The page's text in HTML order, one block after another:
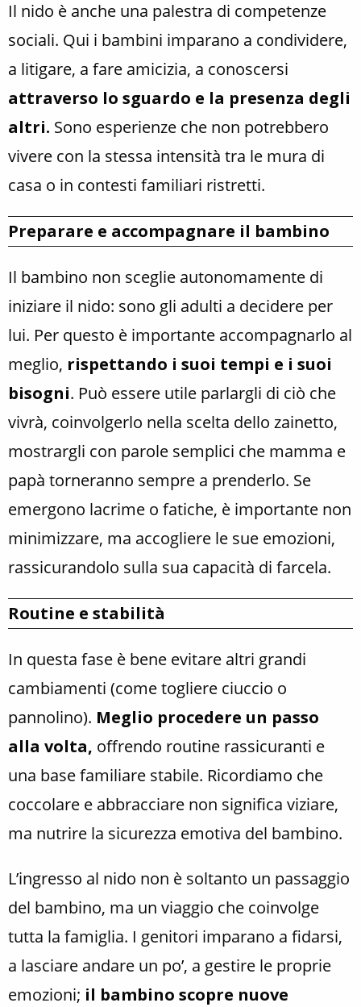
Il nido è anche una palestra di competenze
sociali. Qui i bambini imparano a condividere,
a litigare, a fare amicizia, a conoscersi
attraverso lo sguardo e la presenza degli
altri. Sono esperienze che non potrebbero
vivere con la stessa intensità tra le mura di
casa o in contesti familiari ristretti.
Preparare e accompagnare il bambino
Il bambino non sceglie autonomamente di
iniziare il nido: sono gli adulti a decidere per
lui. Per questo è importante accompagnarlo al
meglio, rispettando i suoi tempi e i suoi
bisogni. Può essere utile parlargli di ciò che
vivrà, coinvolgerlo nella scelta dello zainetto,
mostrargli con parole semplici che mamma e
papà torneranno sempre a prenderlo. Se
emergono lacrime o fatiche, è importante non
minimizzare, ma accogliere le sue emozioni,
rassicurandolo sulla sua capacità di farcela.
Routine e stabilità
In questa fase è bene evitare altri grandi
cambiamenti (come togliere ciuccio o
pannolino). Meglio procedere un passo
alla volta, offrendo routine rassicuranti e
una base familiare stabile. Ricordiamo che
coccolare e abbracciare non significa viziare,
ma nutrire la sicurezza emotiva del bambino.
L’ingresso al nido non è soltanto un passaggio
del bambino, ma un viaggio che coinvolge
tutta la famiglia. I genitori imparano a fidarsi,
a lasciare andare un po’, a gestire le proprie
emozioni; il bambino scopre nuove